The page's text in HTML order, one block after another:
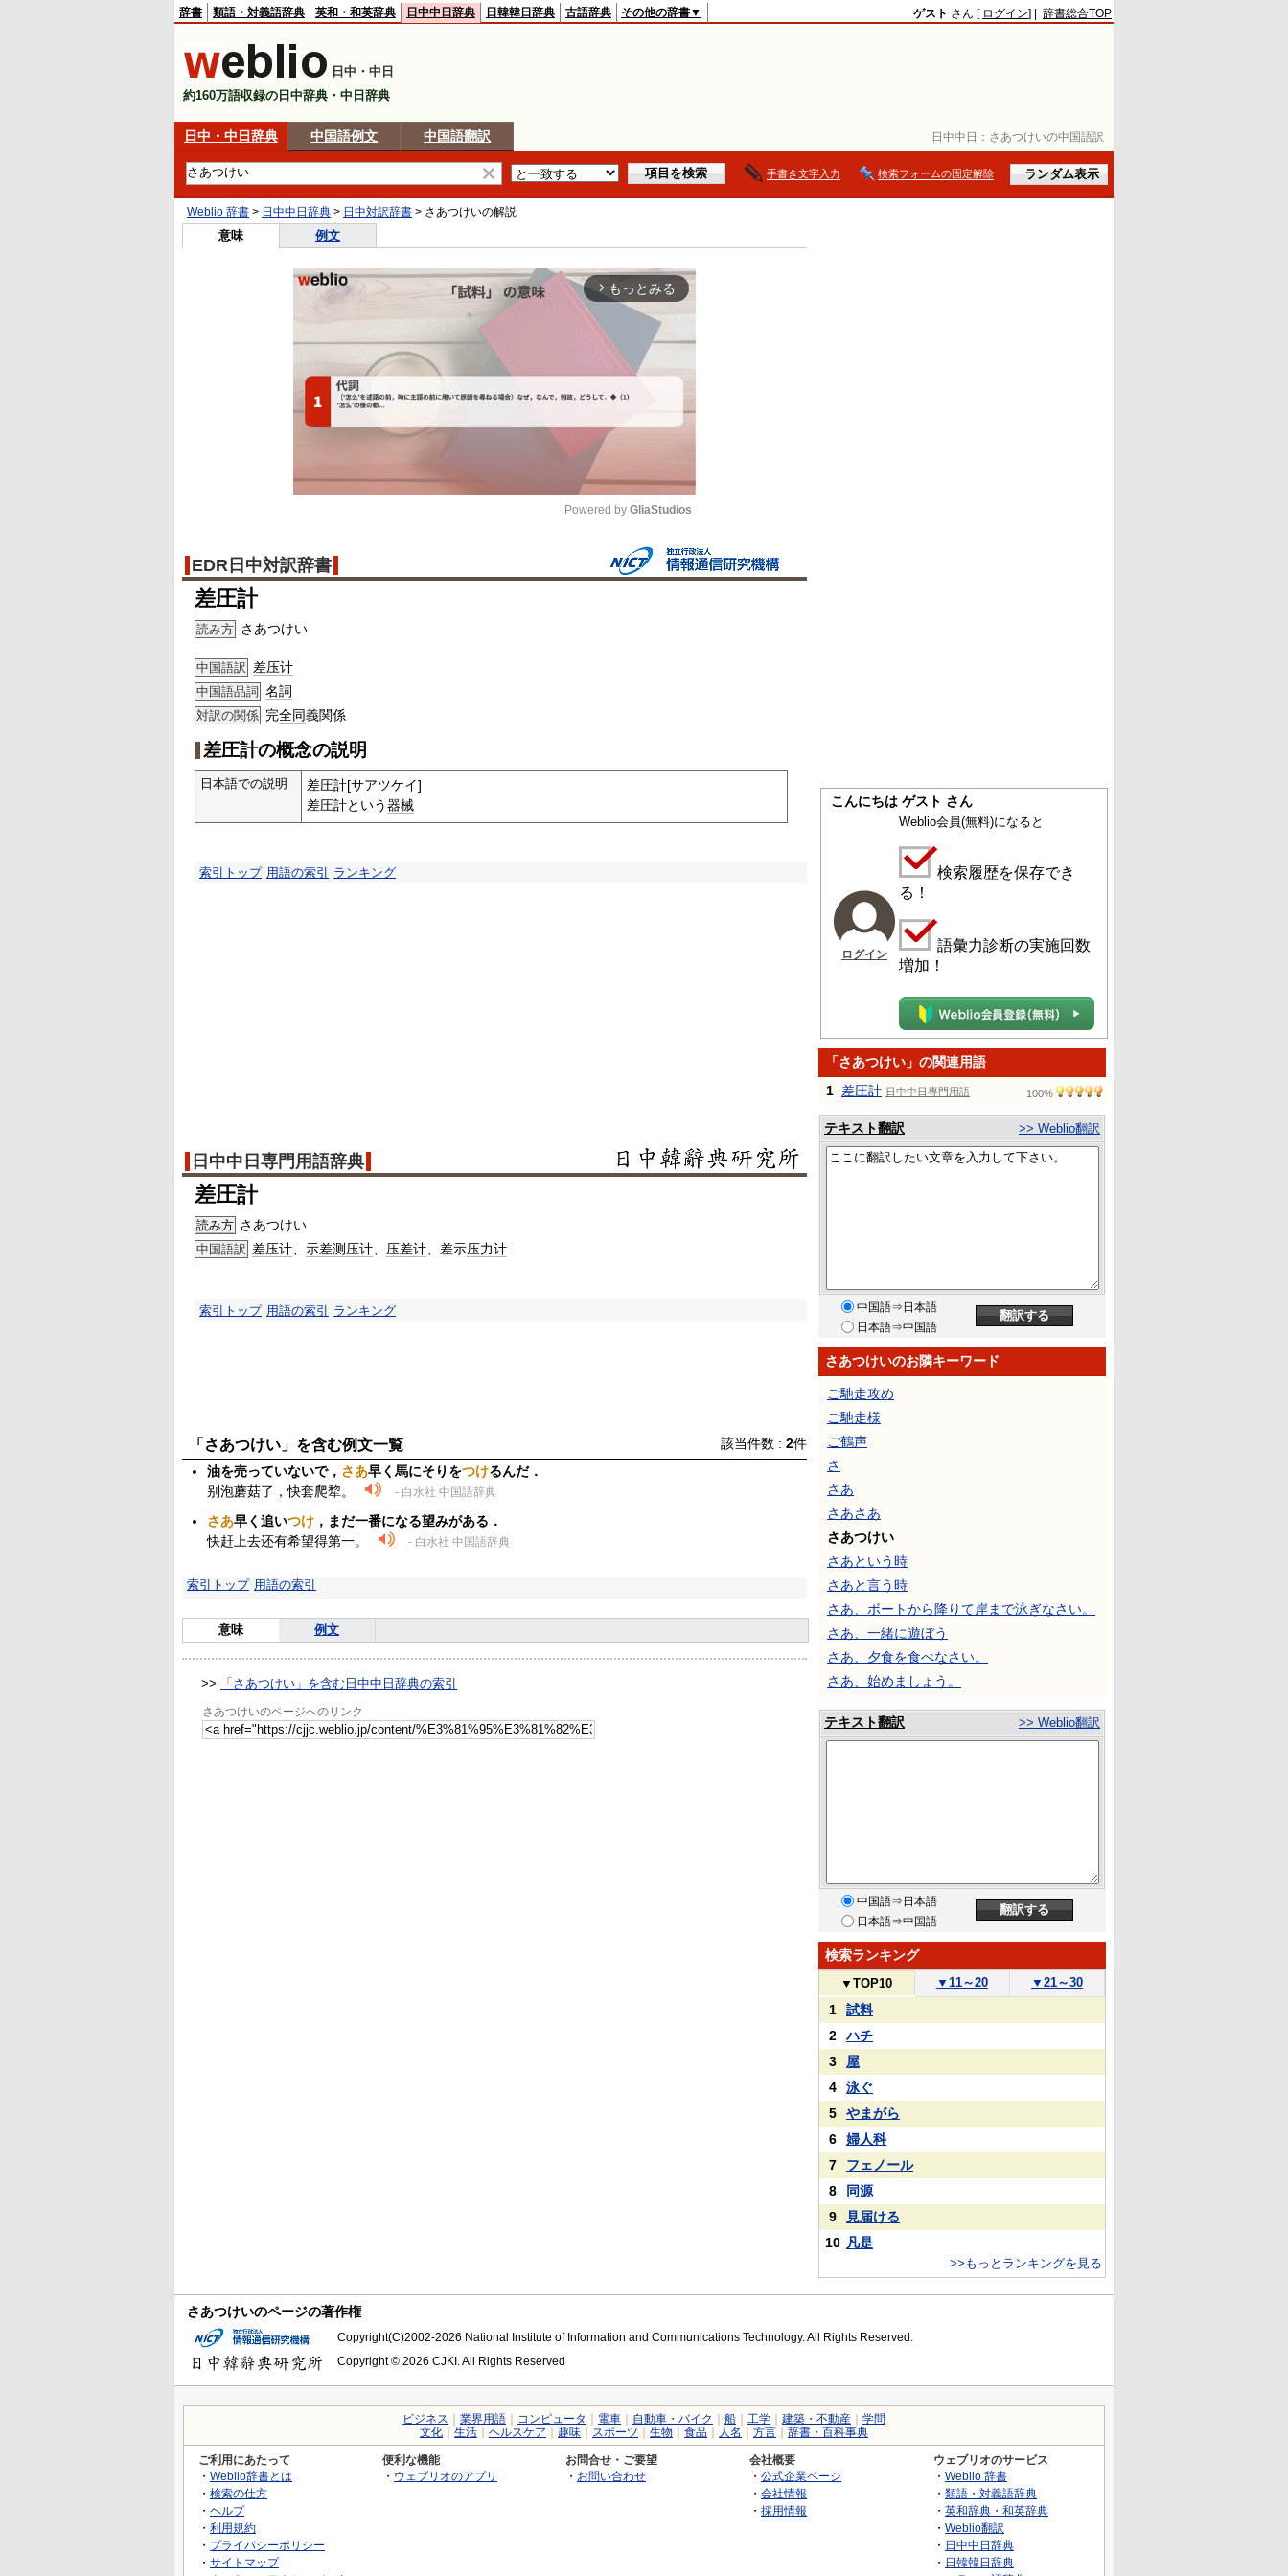
日中中日： さあつけいの中国語訳
辞書 類語・対義語辞典 英和・和英辞典 日中中日辞典 日韓韓日辞典 古語辞典 その他の辞書▼ ゲスト さん [ ログイン] | 辞書総合TOP
日中・中日
約160万語収録の日中辞典・中日辞典
日中・中日辞典 中国語例文 中国語翻訳
手書き文字入力 検索フォームの固定解除
Weblio 辞書 > 日中中日辞典 > 日中対訳辞書 > さあつけいの解説
意味 例文
arrow_forward_ios もっとみる
Mute
Powered by GliaStudios
EDR日中対訳辞書
差圧計
読み方 さあつけい
中国語訳 差压计
中国語品詞 名詞
対訳の関係 完全同義関係
差圧計の概念の説明
日本語での説明
差圧計[サアツケイ]
差圧計という器械
索引トップ 用語の索引 ランキング
日中中日専門用語辞典
差圧計
読み方 さあつけい
中国語訳 差压计 示差测压计 压差计 、差示压力计
索引トップ 用語の索引 ランキング
「さあつけい」を含む例文一覧 該当件数 : 2件
油を売っていないで， さあ早く馬にそりをつけるんだ．
别泡蘑菇了，快套爬犂。
- 白水社 中国語辞典
さあ早く追いつけ ，まだ一番になる望みがある．
快赶上去还有希望得第一。
- 白水社 中国語辞典
索引トップ 用語の索引
意味 例文
>> 「さあつけい」を含む日中中日辞典の索引
さあつけいのページへのリンク
こんにちは ゲスト さん
ログイン
Weblio会員(無料)になると
検索履歴を保存でき
る！
語彙力診断の実施回数
増加！
「さあつけい」の関連用語
1 差圧計 日中中日専門用語 100%
テキスト翻訳 >> Weblio翻訳
中国語⇒日本語
日本語⇒中国語
さあつけいのお隣キーワード
ご馳走攻め
ご馳走様
ご鶴声
さ
さあ
さあさあ
さあつけい
さあという時
さあと言う時
さあ、ボートから降りて岸まで泳ぎなさい。
さあ、一緒に遊ぼう
さあ、夕食を食べなさい。
さあ、始めましょう。
テキスト翻訳 >> Weblio翻訳
中国語⇒日本語
日本語⇒中国語
検索ランキング
▼ TOP10 ▼ 11～20 ▼ 21～30
1
試料
2
ハチ
3
屋
4
泳ぐ
5
やまがら
6
婦人科
7
フェノール
8
同源
9
見届ける
10 凡是
>>もっとランキングを見る
さあつけいのページの著作権
Copyright(C)2002-2026 National Institute of Information and Communications Technology. All Rights Reserved.
Copyright © 2026 CJKI. All Rights Reserved
ビジネス 業界用語 コンピュータ 電車 自動車・バイク 船 工学 建築・不動産
学問
文化
生活 ヘルスケア 趣味 スポーツ 生物 食品 人名 方言 辞書・百科事典
ご利用にあたって
・ Weblio辞書とは
・ 検索の仕方
・ ヘルプ
・ 利用規約
・ プライバシーポリシー
・ サイトマップ
便利な機能
・ ウェブリオのアプリ
お問合せ・ご要望
・ お問い合わせ
会社概要
・ 公式企業ページ
・ 会社情報
・ 採用情報
ウェブリオのサービス
・ Weblio 辞書
・ 類語・対義語辞典
・ 英和辞典・和英辞典
・ Weblio翻訳
・ 日中中日辞典
・ 日韓韓日辞典